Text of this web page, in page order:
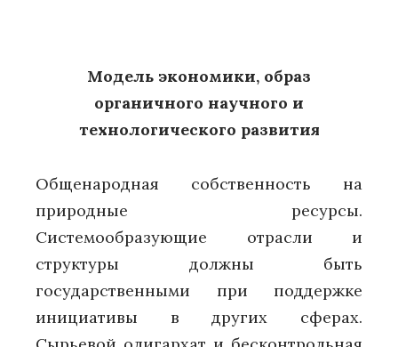
Модель экономики, образ
органичного научного и
технологического развития
Общенародная собственность на
природные ресурсы.
Системообразующие отрасли и
структуры должны быть
государственными при поддержке
инициативы в других сферах.